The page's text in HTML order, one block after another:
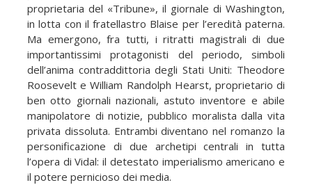
proprietaria del «Tribune», il giornale di Washington,
in lotta con il fratellastro Blaise per l’eredità paterna.
Ma emergono, fra tutti, i ritratti magistrali di due
importantissimi protagonisti del periodo, simboli
dell’anima contraddittoria degli Stati Uniti: Theodore
Roosevelt e William Randolph Hearst, proprietario di
ben otto giornali nazionali, astuto inventore e abile
manipolatore di notizie, pubblico moralista dalla vita
privata dissoluta. Entrambi diventano nel romanzo la
personificazione di due archetipi centrali in tutta
l’opera di Vidal: il detestato imperialismo americano e
il potere pernicioso dei media.